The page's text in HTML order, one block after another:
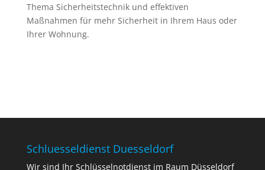
Thema Sicherheitstechnik und effektiven
Maßnahmen für mehr Sicherheit in Ihrem Haus oder
Ihrer Wohnung.
Schluesseldienst Duesseldorf
Wir sind Ihr Schlüsselnotdienst im Raum Düsseldorf